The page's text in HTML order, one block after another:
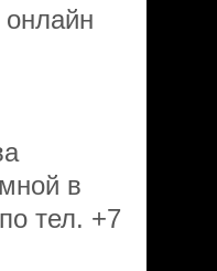
онлайн
в
тел. +7